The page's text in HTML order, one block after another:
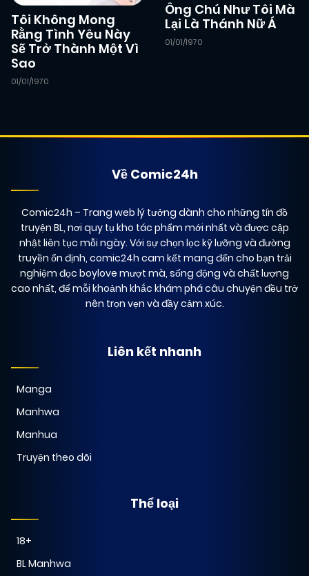
Tôi Không Mong
Rằng Tình Yêu Này
Sẽ Trở Thành Một Vì
Sao
01/01/1970
Ông Chú Như Tôi Mà
Lại Là Thánh Nữ Á
01/01/1970
Về Comic24h
Comic24h – Trang web lý tưởng dành cho những tín đồ
truyện BL, nơi quy tụ kho tác phẩm mới nhất và được cập
nhật liên tục mỗi ngày. Với sự chọn lọc kỹ lưỡng và đường
truyền ổn định, comic24h cam kết mang đến cho bạn trải
nghiệm đọc boylove mượt mà, sống động và chất lượng
cao nhất, để mỗi khoảnh khắc khám phá câu chuyện đều trở
nên trọn vẹn và đầy cảm xúc.
Liên kết nhanh
Manga
Manhwa
Manhua
Truyện theo dõi
Thể loại
18+
BL Manhwa